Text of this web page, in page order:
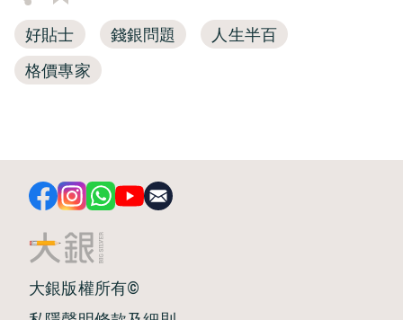
好貼士 錢銀問題
人生半百
格價專家
大銀版權所有©